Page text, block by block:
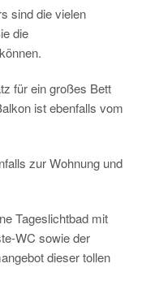
sind die vielen
die
für ein großes Bett
ist ebenfalls vom
zur Wohnung und
Tageslichtbad mit
WC sowie der
dieser tollen